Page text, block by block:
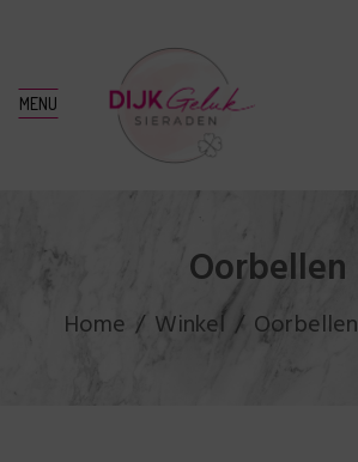
MENU
Oorbellen
Home Winkel Oorbellen